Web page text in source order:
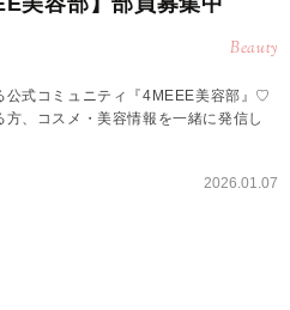
Beauty
公式コミュニティ『4MEEE美容部』♡
、コスメ・美容情報を一緒に発信し
2026.01.07